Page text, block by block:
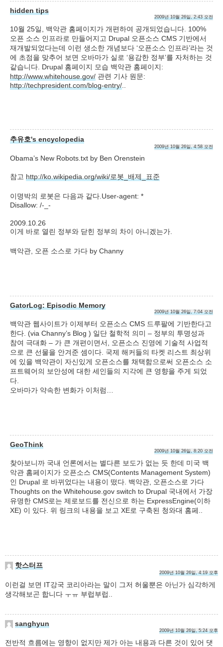
hidden tips
2009년 10월 26일, 2:43 오전
10월 25일, 백악관 홈페이지가 개편하여 공개되었습니다. 100%
오픈 소스 인프라로 만들어지고 Drupal 오픈소스 CMS 기반에서
재개발되었다는데 이런 생소한 개념보다 ‘오픈소스 인프라’라는 것
에 초점을 맞추어 보면 오바마가 실로 ‘용감한 정부’를 자처하는 것
같습니다. Drupal 홈페이지 모습 백악관 홈페이지:
http://www.whitehouse.gov/ 관련 기사 원문:
http://techpresident.com/blog-entry/
추유호's encyclopedia
2009년 10월 26일, 4:58 오전
Obama’s New Robots.txt by Ben Orenstein
참고 http://ko.wikipedia.org/wiki/로봇_배제_표준
이명박의 로봇은 다음과 같다.User-agent: *
Disallow: /-_-
2009.10.26
이게 바로 열린 정부와 닫힌 정부의 차이 아니겠는가.
백악관, 오픈 소스로 가다 by Channy
GatorLog: Episodic Memory
2009년 10월 26일, 7:04 오전
백악관 웹사이트가 이제부터 오픈소스 CMS 드루팔에 기반한다고
한다. (via Channy’s Blog ) 일단 철학적 의미 – 정부의 투명성과
참여 극대화 – 가 큰 개편이면서, 오픈소스 진영에 기술적 사업적
으로 큰 선물을 안겨준 셈이다. 국제 해커들의 타켓 리스트 최상위
에 있을 백악관이 자신있게 오픈소스를 채택함으로써 오픈소스 소
프트웨어의 보안성에 대한 세인들의 지각에 큰 영향을 주게 되었
다.
오바마가 약속한 변화가 이처럼…
GeoThink
2009년 10월 26일, 8:20 오전
찾아보니까 국내 언론에서는 별다른 보도가 없는 듯 한데 미국 백
악관 홈페이지가 오픈소스 CMS(Contents Management System)
인 Drupal 로 바뀌었다는 내용이 떴다. 백악관, 오픈소스로 가다
Thoughts on the Whitehouse.gov switch to Drupal 국내에서 가장
유명한 CMS로는 제로보드를 전신으로 하는 ExpressEngine(이하
XE) 이 있다. 위 링크의 내용을 보고 XE로 구축된 청와대 홈페..
핫스터프
2009년 10월 26일, 4:19 오후
이런걸 보면 IT강국 코리아라는 말이 그저 허울뿐은 아닌가 심각하게
생각해보곤 합니다 ㅜㅠ 부럽부럽..
sanghyun
2009년 10월 26일, 5:24 오후
전반적 흐름에는 영향이 없지만 제가 아는 내용과 다른 것이 있어 댓